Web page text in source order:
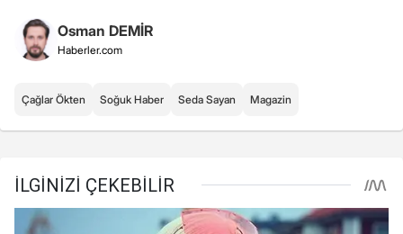
Osman DEMİR
Haberler.com
Çağlar Ökten Soğuk Haber Seda Sayan Magazin